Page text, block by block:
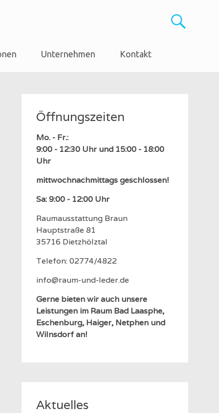
Unternehmen Kontakt
Öffnungszeiten
Mo. - Fr.:
9:00 - 12:30 Uhr und 15:00 - 18:00
Uhr
mittwochnachmittags geschlossen!
Sa: 9:00 - 12:00 Uhr
Raumausstattung Braun
Hauptstraße 81
35716 Dietzhölztal
Telefon: 02774/4822
info@raum-und-leder.de
Gerne bieten wir auch unsere
Leistungen im Raum Bad Laasphe,
Eschenburg, Haiger, Netphen und
Wilnsdorf an!
Aktuelles